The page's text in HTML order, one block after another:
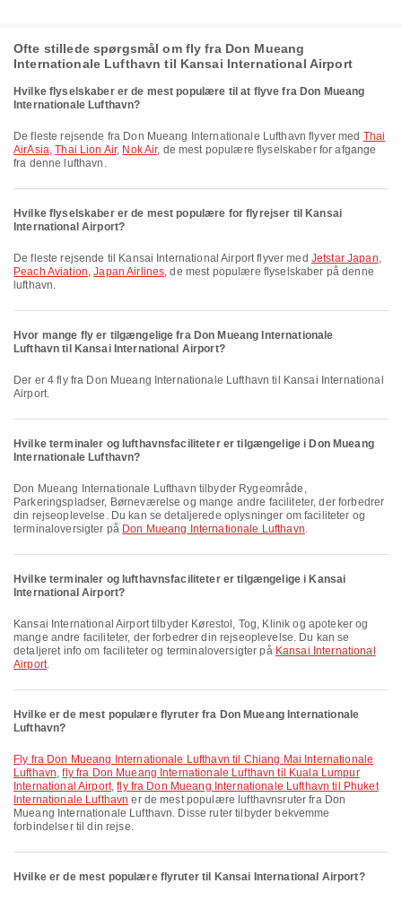
Ofte stillede spørgsmål om fly fra Don Mueang
Internationale Lufthavn til Kansai International Airport
Hvilke flyselskaber er de mest populære til at flyve fra Don Mueang
Internationale Lufthavn?
De fleste rejsende fra Don Mueang Internationale Lufthavn flyver med Thai
AirAsia,Thai Lion Air, Nok Air, de mest populære flyselskaber for afgange
fra denne lufthavn.
Hvilke flyselskaber er de mest populære for flyrejser til Kansai
International Airport?
De fleste rejsende til Kansai International Airport flyver med Jetstar Japan,
Peach Aviation,Japan Airlines, de mest populære flyselskaber på denne
lufthavn.
Hvor mange fly er tilgængelige fra Don Mueang Internationale
Lufthavn til Kansai International Airport?
Der er 4 fly fra Don Mueang Internationale Lufthavn til Kansai International
Airport.
Hvilke terminaler og lufthavnsfaciliteter er tilgængelige i Don Mueang
Internationale Lufthavn?
Don Mueang Internationale Lufthavn tilbyder Rygeområde,
Parkeringspladser, Børneværelse og mange andre faciliteter, der forbedrer
din rejseoplevelse. Du kan se detaljerede oplysninger om faciliteter og
terminaloversigter på Don Mueang Internationale Lufthavn.
Hvilke terminaler og lufthavnsfaciliteter er tilgængelige i Kansai
International Airport?
Kansai International Airport tilbyder Kørestol, Tog, Klinik og apoteker og
mange andre faciliteter, der forbedrer din rejseoplevelse. Du kan se
detaljeret info om faciliteter og terminaloversigter på Kansai International
Airport.
Hvilke er de mest populære flyruter fra Don Mueang Internationale
Lufthavn?
fly fra Don Mueang Internationale Lufthavn til Chiang Mai Internationale
Lufthavn,fly fra Don Mueang Internationale Lufthavn til Kuala Lumpur
International Airport,fly fra Don Mueang Internationale Lufthavn til Phuket
Internationale Lufthavn er de mest populære lufthavnsruter fra Don
Mueang Internationale Lufthavn. Disse ruter tilbyder bekvemme
forbindelser til din rejse.
Hvilke er de mest populære flyruter til Kansai International Airport?